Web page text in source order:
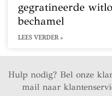
gegratineerde
bechamel
LEES VERDER »
Hulp nodig? Bel onze
mail naar